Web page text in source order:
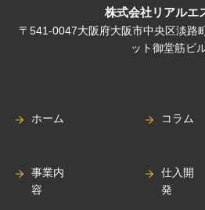
株式会社リアルエ
〒541-0047大阪府大阪市中央区淡路
ット御堂筋ビ
ホーム
事業内
容
コラム
仕入開
発